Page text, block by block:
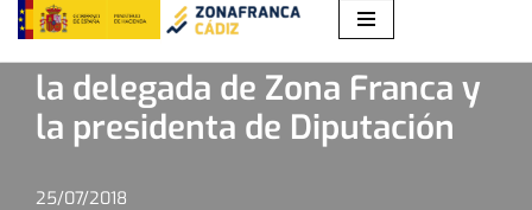
Encuentro institucional entre
la delegada de Zona Franca y
la presidenta de Diputación
25/07/2018